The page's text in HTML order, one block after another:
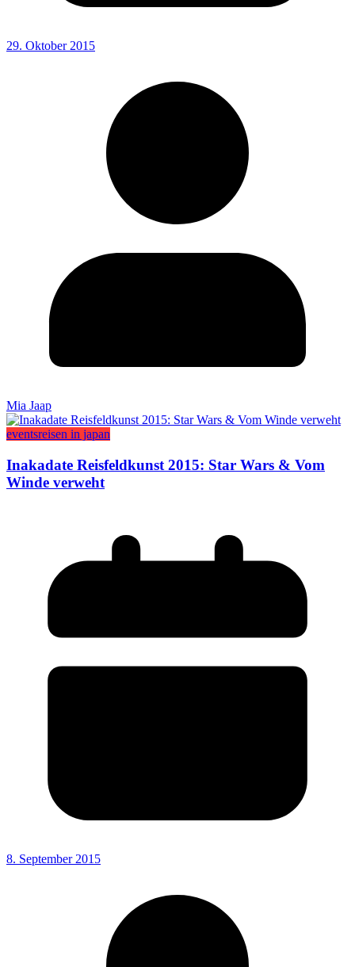
29. Oktober 2015
Mia Jaap
eventsreisen in japan
Inakadate Reisfeldkunst 2015: Star Wars & Vom
Winde verweht
8. September 2015